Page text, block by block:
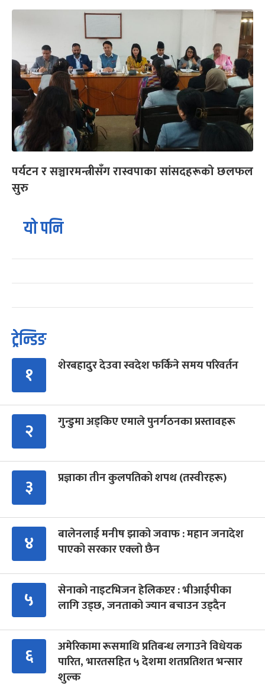
पर्यटन र सञ्चारमन्त्रीसँग रास्वपाका सांसदहरूको छलफल
सुरु
यो पनि
ट्रेन्डिङ
१ शेरबहादुर देउवा स्वदेश फर्किने समय परिवर्तन
२ गुन्डुमा अड्किए एमाले पुनर्गठनका प्रस्तावहरू
३ प्रज्ञाका तीन कुलपतिको शपथ (तस्वीरहरू)
४
बालेनलाई मनीष झाको जवाफ : महान जनादेश
पाएको सरकार एक्लो छैन
५
सेनाको नाइटभिजन हेलिकप्टर : भीआईपीका
लागि उड्छ, जनताको ज्यान बचाउन उड्दैन
६
अमेरिकामा रूसमाथि प्रतिबन्ध लगाउने विधेयक
पारित, भारतसहित ५ देशमा शतप्रतिशत भन्सार
शुल्क